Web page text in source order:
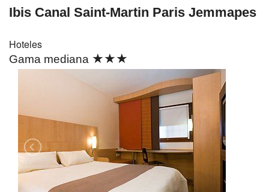
Ibis Canal Saint-Martin Paris Jemmapes
Hoteles
Gama mediana ★★★